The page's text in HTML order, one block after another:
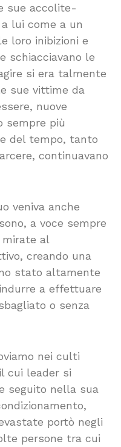
sue accolite-
lui come a un
loro inibizioni e
schiacciavano le
si era talmente
sue vittime da
nuove
sempre più
del tempo, tanto
continuavano
veniva anche
a voce sempre
al
creando una
stato altamente
a effettuare
o senza
nei culti
cui leader si
seguito nella sua
portò negli
persone tra cui